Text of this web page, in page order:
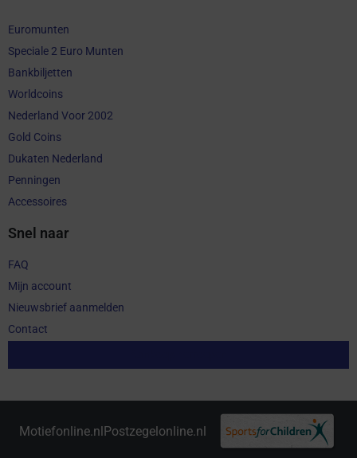
Euromunten
Speciale 2 Euro Munten
Bankbiljetten
Worldcoins
Nederland Voor 2002
Gold Coins
Dukaten Nederland
Penningen
Accessoires
Snel naar
FAQ
Mijn account
Nieuwsbrief aanmelden
Contact
Motiefonline.nl Postzegelonline.nl